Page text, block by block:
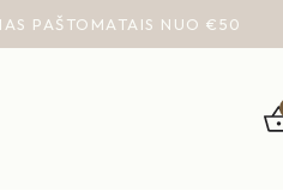
PAŠTOMATAIS NUO €50